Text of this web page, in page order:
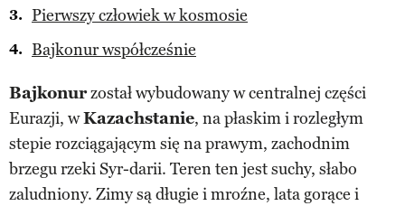
Pierwszy człowiek w kosmosie
Bajkonur współcześnie
Bajkonurzostał wybudowany w centralnej części
Eurazji, wKazachstanie, na płaskim i rozległym
stepie rozciągającym się na prawym, zachodnim
brzegu rzeki Syr-darii. Teren ten jest suchy, słabo
zaludniony. Zimy są długie i mroźne, lata gorące i